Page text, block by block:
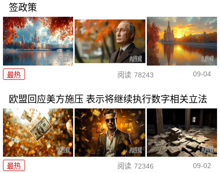
签政策
最热 阅读 78243 09-04
欧盟回应美方施压 表示将继续执行数字相关立法
最热 阅读 72346 09-02